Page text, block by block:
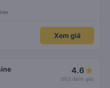
Xem giá
4.6
(653 đánh giá)